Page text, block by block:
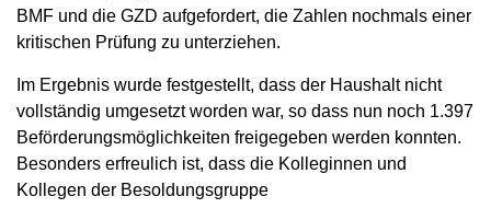
BMF und die GZD aufgefordert, die Zahlen nochmals einer
kritischen Prüfung zu unterziehen.
Im Ergebnis wurde festgestellt, dass der Haushalt nicht
vollständig umgesetzt worden war, so dass nun noch 1.397
Beförderungsmöglichkeiten freigegeben werden konnten.
Besonders erfreulich ist, dass die Kolleginnen und
Kollegen der Besoldungsgruppe